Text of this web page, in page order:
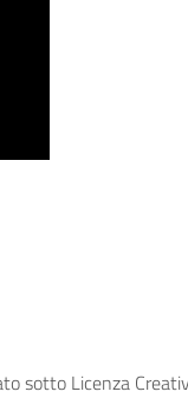
sotto Licenza